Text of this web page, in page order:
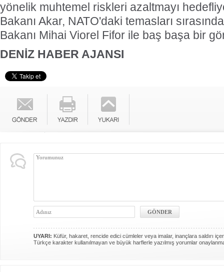
yönelik muhtemel riskleri azaltmayı
Bakanı Akar, NATO'daki temasları
Bakanı Mihai Viorel Fifor ile baş başa bir
DENİZ HABER AJANSI
UYARI: Küfür, hakaret, rencide edici cümleler veya imalar, inançlara saldırı
Türkçe karakter kullanılmayan ve büyük harflerle yazılmış yorumlar